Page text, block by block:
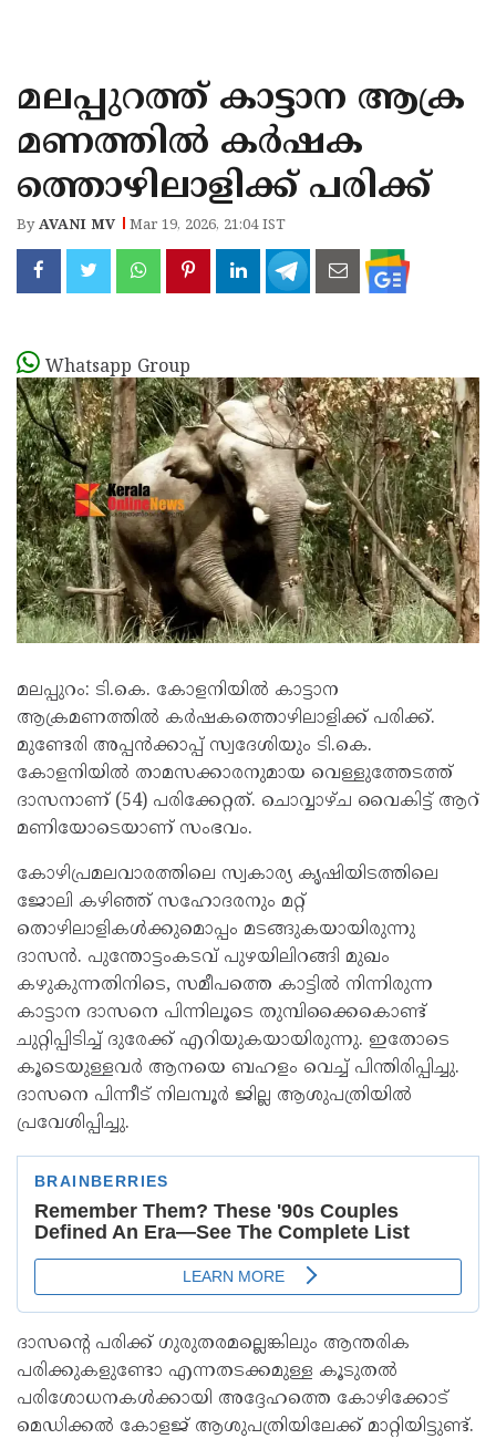
KANNUR
KASARAGOD
മലപ്പുറത്ത് കാട്ടാന ആക്ര
മണത്തില്‍ കര്‍ഷക
ത്തൊഴിലാളിക്ക് പരിക്ക്
ByAVANI MV Mar 19, 2026, 21:04 IST
Whatsapp Group
മലപ്പുറം: ടി.കെ. കോളനിയില്‍ കാട്ടാന
ആക്രമണത്തില്‍ കര്‍ഷകത്തൊഴിലാളിക്ക് പരിക്ക്.
മുണ്ടേരി അപ്പന്‍ക്കാപ്പ് സ്വദേശിയും ടി.കെ.
കോളനിയില്‍ താമസക്കാരനുമായ വെള്ളുത്തേടത്ത്
ദാസനാണ് (54) പരിക്കേറ്റത്. ചൊവ്വാഴ്ച വൈകിട്ട് ആറ്
മണിയോടെയാണ് സംഭവം.
കോഴിപ്രമലവാരത്തിലെ സ്വകാര്യ കൃഷിയിടത്തിലെ
ജോലി കഴിഞ്ഞ് സഹോദരനും മറ്റ്
തൊഴിലാളികള്‍ക്കുമൊപ്പം മടങ്ങുകയായിരുന്നു
ദാസന്‍. പുന്തോട്ടംകടവ് പുഴയിലിറങ്ങി മുഖം
കഴുകുന്നതിനിടെ, സമീപത്തെ കാട്ടില്‍ നിന്നിരുന്ന
കാട്ടാന ദാസനെ പിന്നിലൂടെ തുമ്പിക്കൈകൊണ്ട്
ചുറ്റിപ്പിടിച്ച് ദുരേക്ക് എറിയുകയായിരുന്നു. ഇതോടെ
കൂടെയുള്ളവര്‍ ആനയെ ബഹളം വെച്ച് പിന്തിരിപ്പിച്ചു.
ദാസനെ പിന്നീട് നിലമ്പൂര്‍ ജില്ല ആശുപത്രിയില്‍
പ്രവേശിപ്പിച്ചു.
ദാസന്റെ പരിക്ക് ഗുരുതരമല്ലെങ്കിലും ആന്തരിക
പരിക്കുകളുണ്ടോ എന്നതടക്കമുള്ള കൂടുതല്‍
പരിശോധനകള്‍ക്കായി അദ്ദേഹത്തെ കോഴിക്കോട്
മെഡിക്കല്‍ കോളജ് ആശുപത്രിയിലേക്ക് മാറ്റിയിട്ടുണ്ട്.